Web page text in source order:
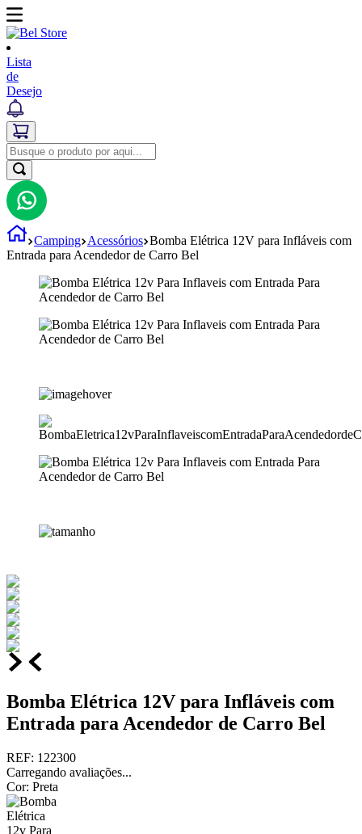
Lista
de
Desejo
Camping Acessórios Bomba Elétrica 12V para Infláveis com
Entrada para Acendedor de Carro Bel
Bomba Elétrica 12V para Infláveis com
Entrada para Acendedor de Carro Bel
REF: 122300
Carregando avaliações...
Cor: Preta